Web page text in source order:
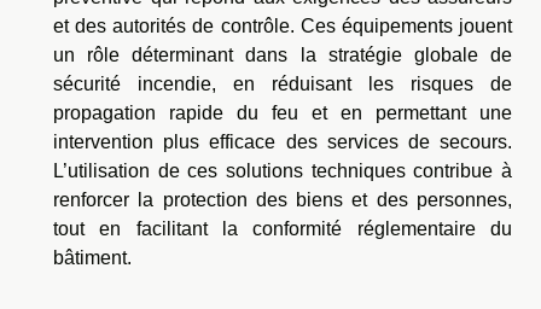
et des autorités de contrôle. Ces équipements jouent
un rôle déterminant dans la stratégie globale de
sécurité incendie, en réduisant les risques de
propagation rapide du feu et en permettant une
intervention plus efficace des services de secours.
L’utilisation de ces solutions techniques contribue à
renforcer la protection des biens et des personnes,
tout en facilitant la conformité réglementaire du
bâtiment.